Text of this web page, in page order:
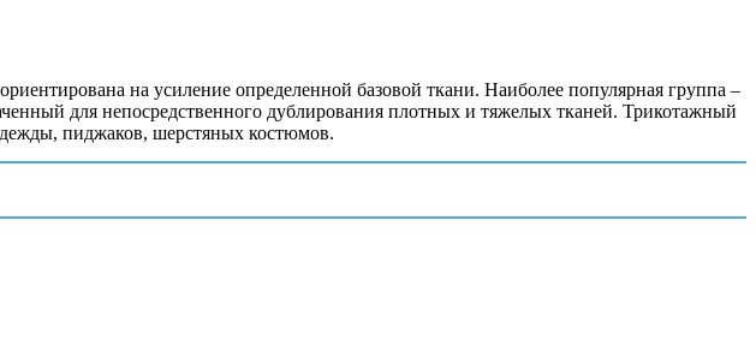
на усиление определенной базовой ткани. Наиболее популярная группа –
для непосредственного дублирования плотных и тяжелых тканей. Трикотажный
пиджаков, шерстяных костюмов.